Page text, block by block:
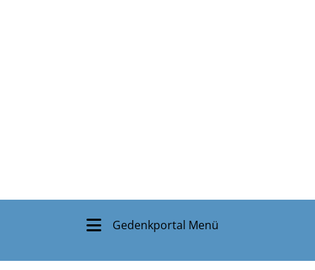
Gedenkportal Menü